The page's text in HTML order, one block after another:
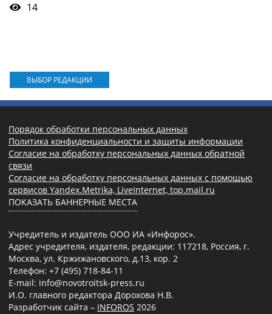
14
ВЫБОР РЕДАКЦИИ
Порядок обработки персональных данных
Политика конфиденциальности и защиты информации
Согласие на обработку персональных данных обратной
связи
Согласие на обработку персональных данных с помощью
сервисов Yandex.Metrika, LiveInternet, top.mail.ru
ПОКАЗАТЬ БАННЕРНЫЕ МЕСТА
Учредитель и издатель ООО ИА «Инфорос».
Адрес учредителя, издателя, редакции: 117218, Россия, г.
Москва, ул. Кржижановского, д.13, кор. 2
Телефон: +7 (495) 718-84-11
E-mail: info@novotroitsk-press.ru
И.О. главного редактора Дорохова Н.В.
Разработчик сайта – INFOROS 2026